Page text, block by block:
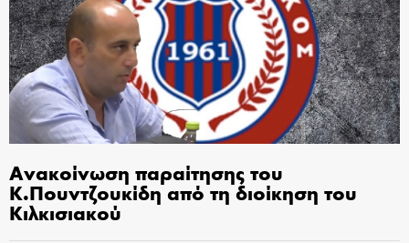
Ανακοίνωση παραίτησης του
Κ.Πουντζουκίδη από τη διοίκηση του
Κιλκισιακού